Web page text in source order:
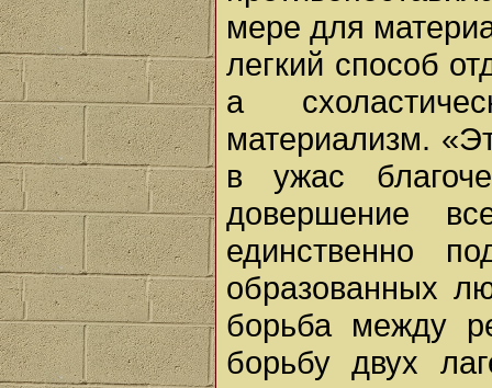
мере для
легкий способ
а
материализм.
в ужас
довершение
единственно
образованных
борьба между
борьбу двух